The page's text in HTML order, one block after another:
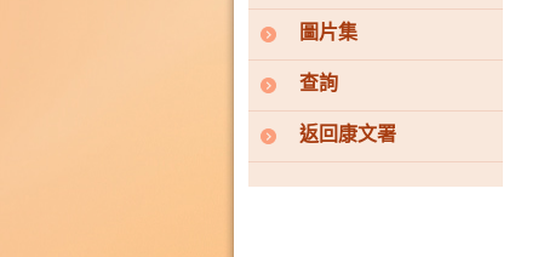
圖片集
查詢
返回康文署